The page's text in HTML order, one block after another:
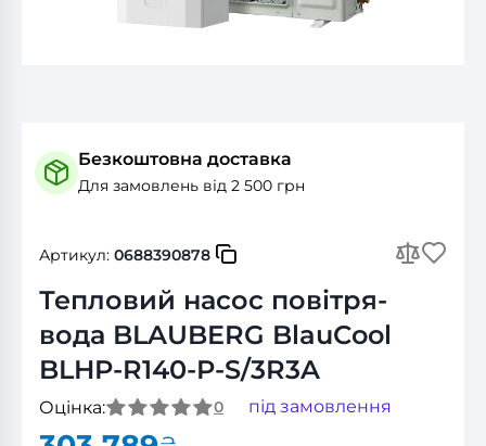
Безкоштовна доставка
Для замовлень від 2 500 грн
Артикул: 0688390878
Тепловий насос повітря-
вода BLAUBERG BlauCool
BLHP‐R140‐P‐S/3R3A
Оцінка: 0 під замовлення